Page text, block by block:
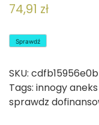
74,91 zł
Sprawdź
SKU: cdfb15956e0b
Tags: innogy
sprawdz